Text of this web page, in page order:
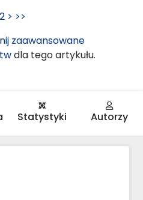
> >>
zaawansowane
dla tego artykułu.
Statystyki Autorzy